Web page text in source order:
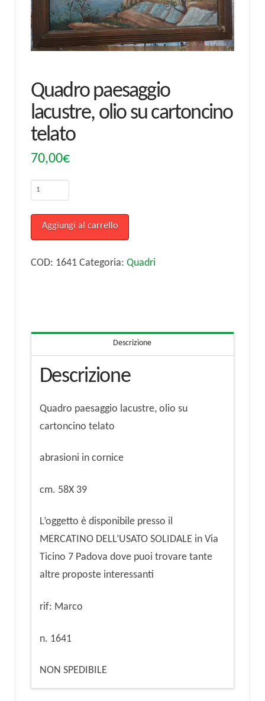
Quadro paesaggio
lacustre, olio su cartoncino
telato
70,00€
Quadro
lacustre,
olio
su
Aggiungi al carrello
COD: 1641 Categoria: Quadri
Descrizione
Descrizione
Quadro paesaggio lacustre, olio su
cartoncino telato
abrasioni in cornice
cm. 58X 39
L’oggetto è disponibile presso il
MERCATINO DELL’USATO SOLIDALE in Via
Ticino 7 Padova dove puoi trovare tante
altre proposte interessanti
rif: Marco
n. 1641
NON SPEDIBILE